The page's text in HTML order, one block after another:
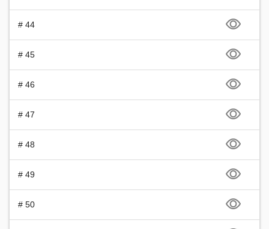
# 44
# 45
# 46
# 47
# 48
# 49
# 50